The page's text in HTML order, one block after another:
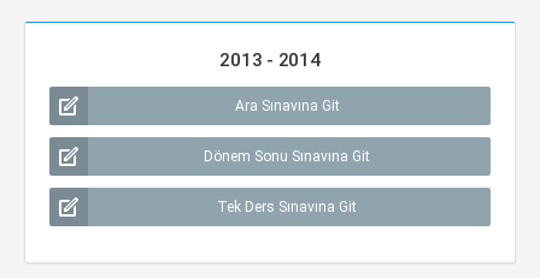
2013 - 2014
Ara Sınavına Git
Dönem Sonu Sınavına Git
Tek Ders Sınavına Git